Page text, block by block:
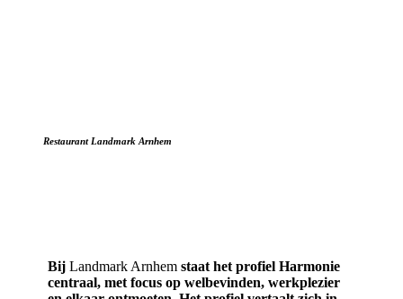
Restaurant Landmark Arnhem
Bij Landmark Arnhemstaat het profiel Harmonie
centraal, met focus op welbevinden, werkplezier